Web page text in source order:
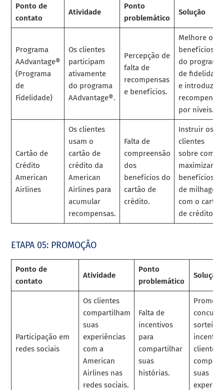
Ponto de
contato
Atividade
Ponto
problemático
Solução
Programa
AAdvantage®
(Programa
de
Fidelidade)
Os clientes
participam
ativamente
do programa
AAdvantage®.
Percepção de
falta de
recompensas
e benefícios.
Melhore os
benefícios
do programa
de fidelidade
e introduza
recompensas
por níveis.
Cartão de
Crédito
American
Airlines
Os clientes
usam o
cartão de
crédito da
American
Airlines para
acumular
recompensas.
Falta de
compreensão
dos
benefícios do
cartão de
crédito.
Instruir os
clientes
sobre como
maximizar os
benefícios
de milhagem
com o cartão
de crédito.
ETAPA 05: PROMOÇÃO
Ponto de
contato
Atividade
Ponto
problemático
Solução
Participação em
redes sociais
Os clientes
compartilham
suas
experiências
com a
American
Airlines nas
redes sociais.
Falta de
incentivos
para
compartilhar
suas
histórias.
Promova
sorteios
clientes
suas